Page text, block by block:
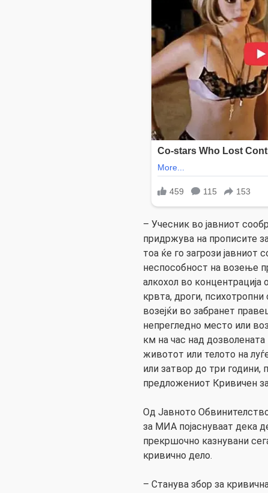
– Учесник во јавниот
придржува на прописите
тоа ќе го загрози јавниот
неспособност на возење
алкохол во концентрација
крвта, дроги,
возејќи во забранет
непрегледно место или
км на час над
животот или телото на
или затвор до три години,
предложениот Кривичен
Од Јавното
за МИА појаснуваат дека
прекршочно казнувани
кривично дело.
– Станува збор за